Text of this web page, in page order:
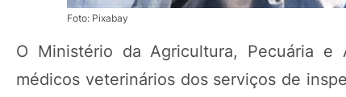
Foto: Pixabay
O Ministério da Agricultura, Pecuária e
médicos veterinários dos serviços de